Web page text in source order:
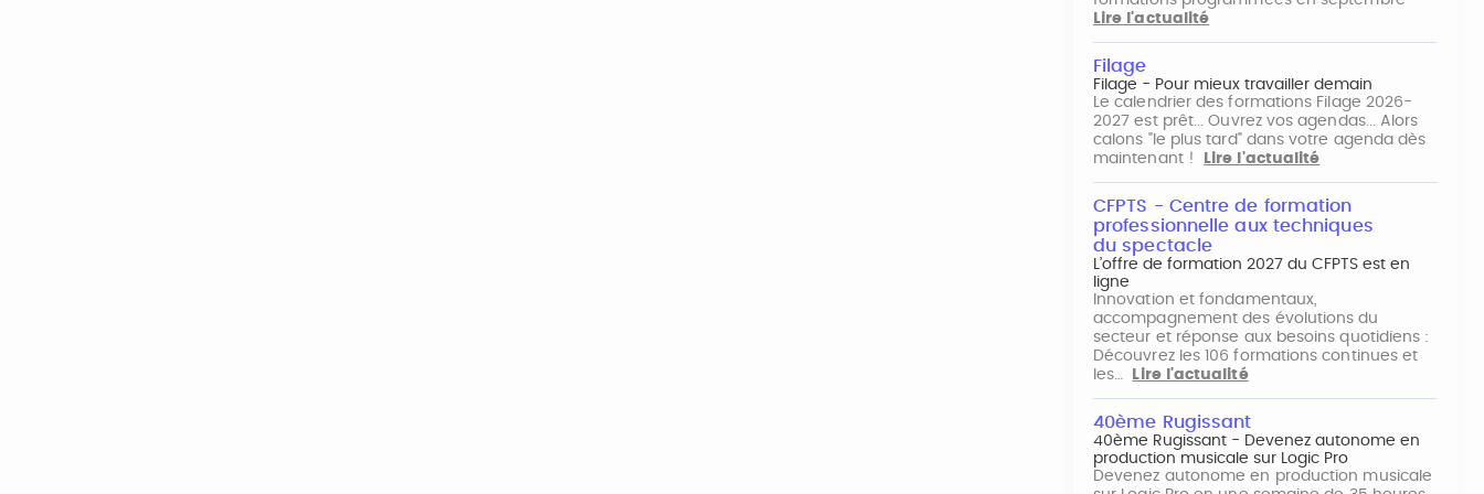
Lire l'actualité
Filage
Filage - Pour mieux travailler demain
Le calendrier des formations Filage 2026-
2027 est prêt... Ouvrez vos agendas... Alors
calons "le plus tard" dans votre agenda dès
maintenant !
Lire l'actualité
CFPTS - Centre de formation
professionnelle aux techniques
du spectacle
L’offre de formation 2027 du CFPTS est en
ligne
Innovation et fondamentaux,
accompagnement des évolutions du
secteur et réponse aux besoins quotidiens :
Découvrez les 106 formations continues et
les…
Lire l'actualité
40ème Rugissant
40ème Rugissant - Devenez autonome en
production musicale sur Logic Pro
Devenez autonome en production musicale